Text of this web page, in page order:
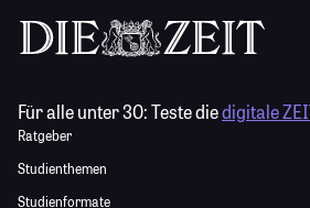
Für alle unter 30:Teste diedigitale
Ratgeber
Studienthemen
Studienformate